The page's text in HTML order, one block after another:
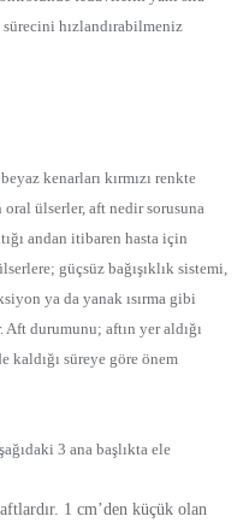
hızlandırabilmeniz
kenarları kırmızı renkte
oral ülserler, aft nedir sorusuna
andan itibaren hasta için
güçsüz bağışıklık sistemi,
ya da yanak ısırma gibi
durumunu; aftın yer aldığı
kaldığı süreye göre önem
3 ana başlıkta ele
1 cm’den küçük olan